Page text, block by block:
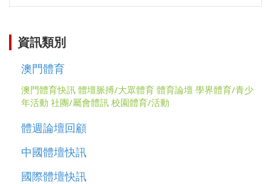
資訊類別
澳門體育
澳門體育快訊 體壇脈搏/大眾體育 體育論壇 學界體育/青少
年活動 社團/屬會體訊 校園體育/活動
體週論壇回顧
中國體壇快訊
國際體壇快訊